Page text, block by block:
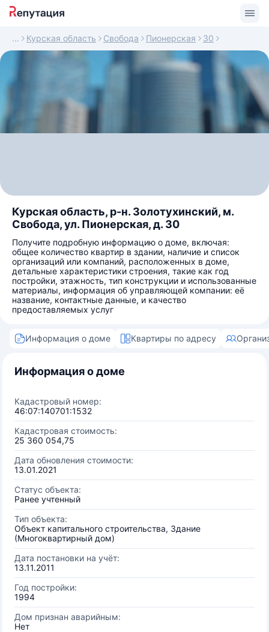
Курская область Свобода Пионерская 30
Курская область, р-н. Золотухинский, м.
Свобода, ул. Пионерская, д. 30
Получите подробную информацию о доме, включая:
общее количество квартир в здании, наличие и список
организаций или компаний, расположенных в доме,
детальные характеристики строения, такие как год
постройки, этажность, тип конструкции и использованные
материалы, информация об управляющей компании: её
название, контактные данные, и качество
предоставляемых услуг
Информация о доме Квартиры по адресу
Информация о доме
Кадастровый номер:
46:07:140701:1532
Кадастровая стоимость:
25 360 054,75
Дата обновления стоимости:
13.01.2021
Статус объекта:
Ранее учтенный
Тип объекта:
Объект капитального строительства, Здание
(Многоквартирный дом)
Дата постановки на учёт:
13.11.2011
Год постройки:
1994
Дом признан аварийным:
Нет